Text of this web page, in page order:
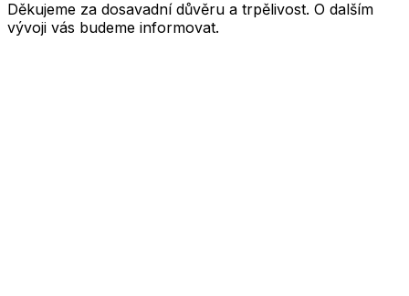
Děkujeme za dosavadní důvěru a trpělivost. O dalším
vývoji vás budeme informovat.